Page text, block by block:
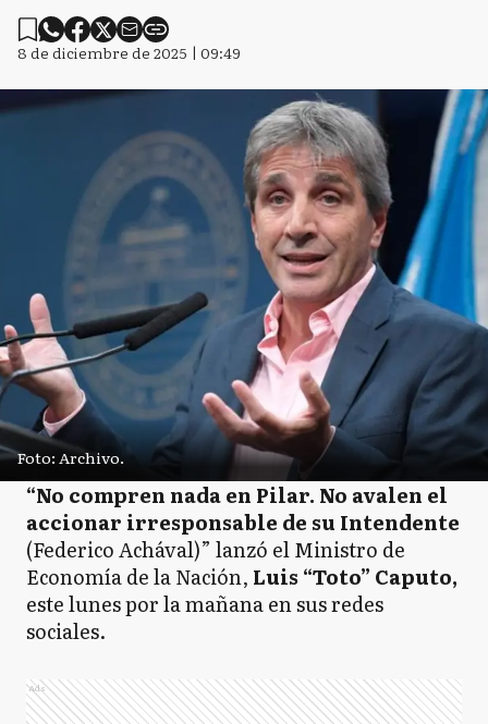
8 de diciembre de 2025 | 09:49
Foto: Archivo.
“No compren nada en Pilar. No avalen el
accionar irresponsable de su Intendente
(Federico Achával)” lanzó el Ministro de
Economía de la Nación, Luis “Toto” Caputo,
este lunes por la mañana en sus redes
sociales.
Ads